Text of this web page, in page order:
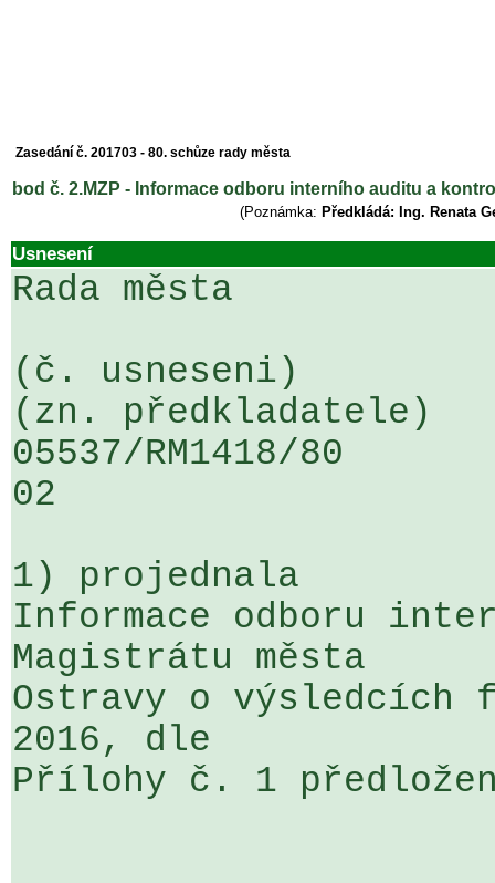
Zasedání č. 201703 - 80. schůze rady města
bod č. 2.MZP - Informace odboru interního auditu a
(Poznámka: Předkládá: Ing. Renata
Usnesení
Rada města
(č. usneseni)
(zn. předkladatele)
05537/RM1418/
02
1) projednala
Informace odboru
Magistrátu města
Ostravy o výsledcích
2016, dle
Přílohy č. 1